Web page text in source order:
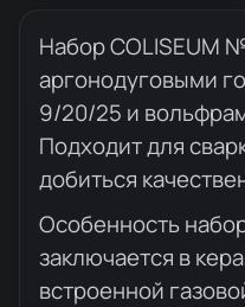
Описание
Набор COLISEUM
аргонодуговыми
9/20/25 и
Подходит для
добиться
Особенность
заключается в
встроенной